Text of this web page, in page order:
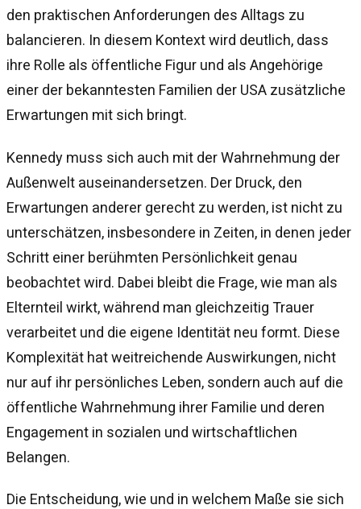
den praktischen Anforderungen des Alltags zu
balancieren. In diesem Kontext wird deutlich, dass
ihre Rolle als öffentliche Figur und als Angehörige
einer der bekanntesten Familien der USA zusätzliche
Erwartungen mit sich bringt.
Kennedy muss sich auch mit der Wahrnehmung der
Außenwelt auseinandersetzen. Der Druck, den
Erwartungen anderer gerecht zu werden, ist nicht zu
unterschätzen, insbesondere in Zeiten, in denen jeder
Schritt einer berühmten Persönlichkeit genau
beobachtet wird. Dabei bleibt die Frage, wie man als
Elternteil wirkt, während man gleichzeitig Trauer
verarbeitet und die eigene Identität neu formt. Diese
Komplexität hat weitreichende Auswirkungen, nicht
nur auf ihr persönliches Leben, sondern auch auf die
öffentliche Wahrnehmung ihrer Familie und deren
Engagement in sozialen und wirtschaftlichen
Belangen.
Die Entscheidung, wie und in welchem Maße sie sich